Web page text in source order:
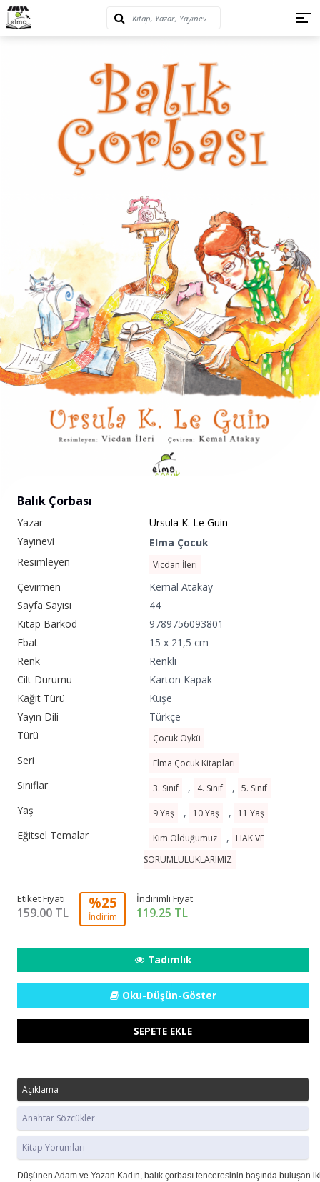
Balık Çorbası
Yazar
Ursula K. Le Guin
Yayınevi
Elma Çocuk
Resimleyen
Vicdan İleri
Çevirmen
Kemal Atakay
Sayfa Sayısı
44
Kitap Barkod
9789756093801
Ebat
15 x 21,5 cm
Renk
Renkli
Cilt Durumu
Karton Kapak
Kağıt Türü
Kuşe
Yayın Dili
Türkçe
Türü
Çocuk Öykü
Seri Elma Çocuk Kitapları
Sınıflar 3. Sınıf , 4. Sınıf , 5. Sınıf
Yaş 9 Yaş , 10 Yaş , 11 Yaş
Eğitsel Temalar Kim Olduğumuz ,
HAK VE
SORUMLULUKLARIMIZ
Etiket Fiyatı
159.00 TL
%25
İndirim
İndirimli Fiyat
119.25 TL
Tadımlık
Oku-Düşün-Göster
SEPETE EKLE
Açıklama
Anahtar Sözcükler
Kitap Yorumları
Düşünen Adam ve Yazan Kadın, balık çorbası tenceresinin başında buluşan